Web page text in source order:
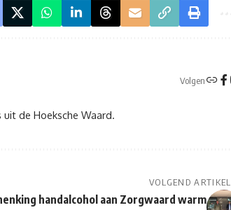
Volgen
de Hoeksche Waard.
VOLGEND ARTIKEL
handalcohol aan Zorgwaard warm